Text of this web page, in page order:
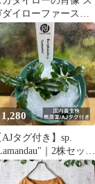
ダイローファースト
盤 レア)
1,280
AJタグ付き】sp.
｜2株セット
オリーブグリーンの
厚で丈夫な美株